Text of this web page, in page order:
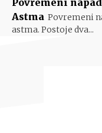
Povremeni
Astma Povremeni
astma. Postoje dva...